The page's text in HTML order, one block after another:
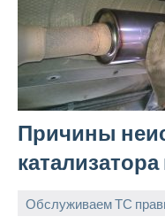
Причины
Обслуживаем ТС
witson_car_r